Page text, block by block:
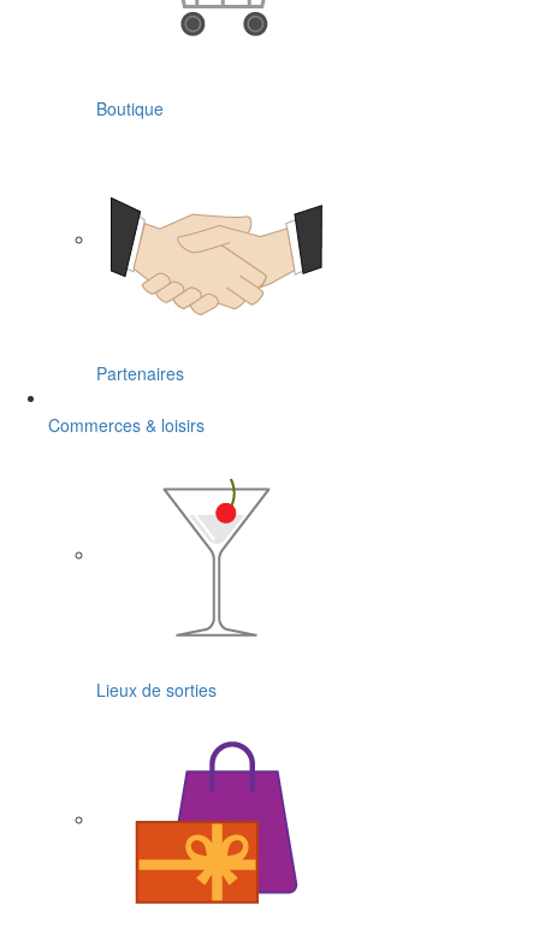
Boutique
Partenaires
Commerces & loisirs
Lieux de sorties